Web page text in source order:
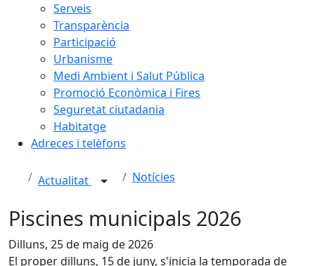
Serveis
Transparència
Participació
Urbanisme
Medi Ambient i Salut Pública
Promoció Econòmica i Fires
Seguretat ciutadania
Habitatge
Adreces i telèfons
Actualitat Notícies
Piscines municipals 2026
Dilluns, 25 de maig de 2026
El proper dilluns, 15 de juny, s'inicia la temporada de